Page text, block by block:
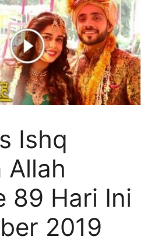
Ishq
Allah
89 Hari Ini
2019